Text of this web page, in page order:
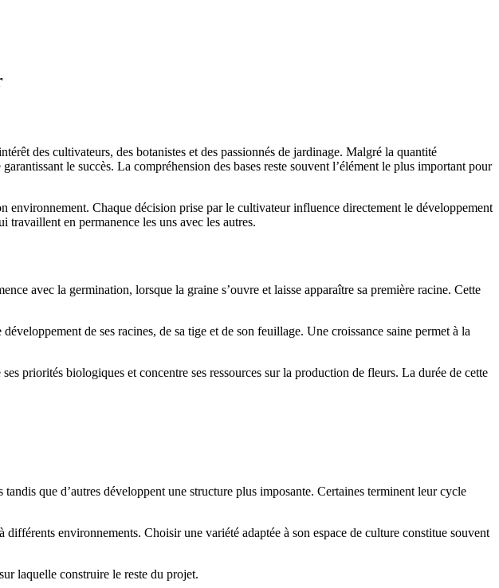
des cultivateurs, des botanistes et des passionnés de jardinage. Malgré la quantité
le succès. La compréhension des bases reste souvent l’élément le plus important pour
environnement. Chaque décision prise par le cultivateur influence directement le développement
travaillent en permanence les uns avec les autres.
avec la germination, lorsque la graine s’ouvre et laisse apparaître sa première racine. Cette
de ses racines, de sa tige et de son feuillage. Une croissance saine permet à la
priorités biologiques et concentre ses ressources sur la production de fleurs. La durée de cette
que d’autres développent une structure plus imposante. Certaines terminent leur cycle
environnements. Choisir une variété adaptée à son espace de culture constitue souvent
laquelle construire le reste du projet.